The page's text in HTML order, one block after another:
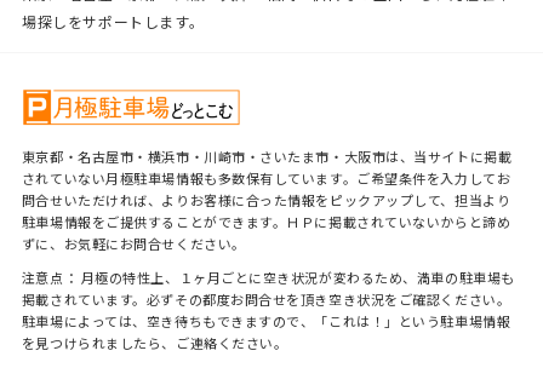
場探しをサポートします。
東京都・名古屋市・横浜市・川崎市・さいたま市・大阪市は、当サイトに掲載
されていない月極駐車場情報も多数保有しています。ご希望条件を入力してお
問合せいただければ、よりお客様に合った情報をピックアップして、担当より
駐車場情報をご提供することができます。ＨＰに掲載されていないからと諦め
ずに、お気軽にお問合せください。
注意点： 月極の特性上、１ヶ月ごとに空き状況が変わるため、満車の駐車場も
掲載されています。必ずその都度お問合せを頂き空き状況をご確認ください。
駐車場によっては、空き待ちもできますので、「これは！」という駐車場情報
を見つけられましたら、ご連絡ください。